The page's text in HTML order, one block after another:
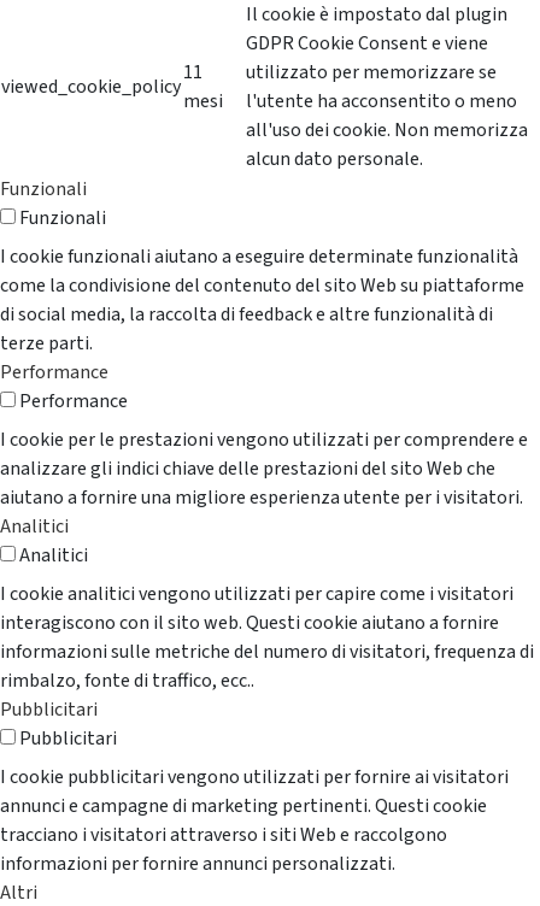
viewed_cookie_policy
11
mesi
Il cookie è impostato dal plugin
GDPR Cookie Consent e viene
utilizzato per memorizzare se
l'utente ha acconsentito o meno
all'uso dei cookie. Non memorizza
alcun dato personale.
Funzionali
Funzionali
I cookie funzionali aiutano a eseguire determinate funzionalità
come la condivisione del contenuto del sito Web su piattaforme
di social media, la raccolta di feedback e altre funzionalità di
terze parti.
Performance
Performance
I cookie per le prestazioni vengono utilizzati per comprendere e
analizzare gli indici chiave delle prestazioni del sito Web che
aiutano a fornire una migliore esperienza utente per i visitatori.
Analitici
Analitici
I cookie analitici vengono utilizzati per capire come i visitatori
interagiscono con il sito web. Questi cookie aiutano a fornire
informazioni sulle metriche del numero di visitatori, frequenza di
rimbalzo, fonte di traffico, ecc..
Pubblicitari
Pubblicitari
I cookie pubblicitari vengono utilizzati per fornire ai visitatori
annunci e campagne di marketing pertinenti. Questi cookie
tracciano i visitatori attraverso i siti Web e raccolgono
informazioni per fornire annunci personalizzati.
Altri